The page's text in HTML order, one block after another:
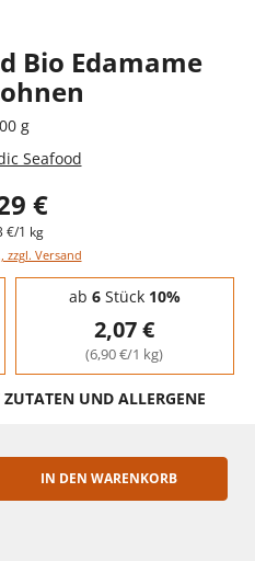
Bio Edamame
g
Seafood
€
€/1 kg
zzgl. Versand
ab 6Stück 10%
2,07 €
(6,90 €/1 kg)
UND ALLERGENE
IN DEN WARENKORB